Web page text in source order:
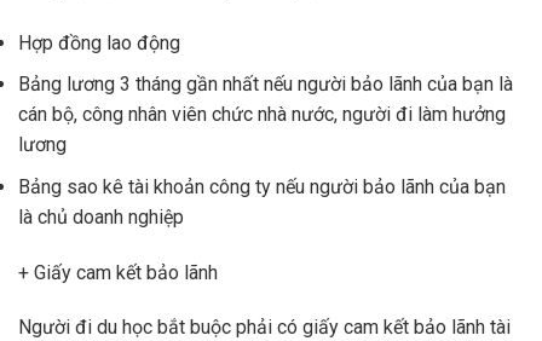
Hợp đồng lao động
Bảng lương 3 tháng gần nhất nếu người bảo lãnh của bạn là
cán bộ, công nhân viên chức nhà nước, người đi làm hưởng
lương
Bảng sao kê tài khoản công ty nếu người bảo lãnh của bạn
là chủ doanh nghiệp
+ Giấy cam kết bảo lãnh
Người đi du học bắt buộc phải có giấy cam kết bảo lãnh tài